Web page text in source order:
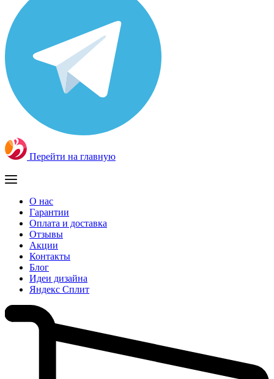
Перейти на главную
О нас
Гарантии
Оплата и доставка
Отзывы
Акции
Контакты
Блог
Идеи дизайна
Яндекс Сплит